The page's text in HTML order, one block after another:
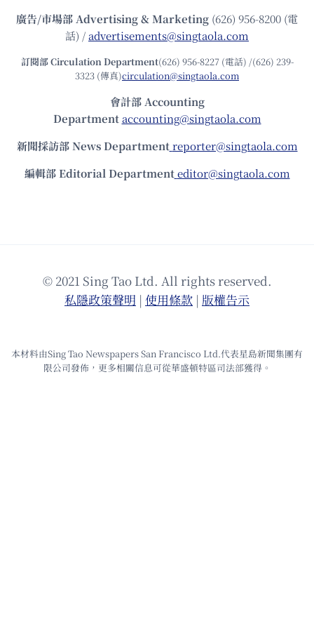
廣告/市場部Advertising & Marketing (626) 956-8200 (電
話) /advertisements@singtaola.com
訂閱部 Circulation Department(626) 956-8227 (電話) /(626) 239-
3323 (傳真)circulation@singtaola.com
會計部 Accounting
Department accounting@singtaola.com
新聞採訪部 News Department reporter@singtaola.com
編輯部 Editorial Department editor@singtaola.com
© 2021 Sing Tao Ltd. All rights reserved.
私隱政策聲明 | 使⽤條款 | 版權告⽰
本材料由Sing Tao Newspapers San Francisco Ltd.代表星島新聞集團有
限公司發佈，更多相關信息可從華盛頓特區司法部獲得。